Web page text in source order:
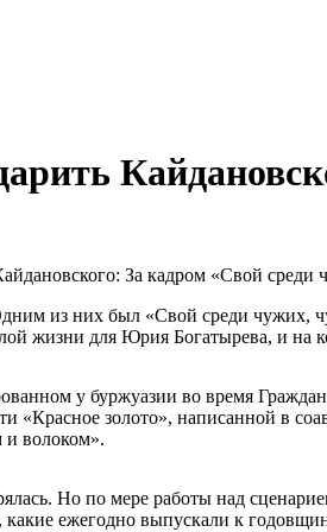
из них был «Свой среди чужих,
жизни для Юрия Богатырева, и на
у буржуазии во время
«Красное золото», написанной в
и волоком».
Но по мере работы над
какие ежегодно выпускали к